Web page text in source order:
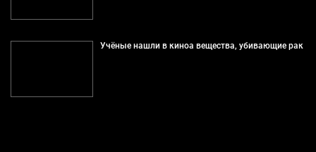
Учёные нашли в киноа вещества, убивающие рак